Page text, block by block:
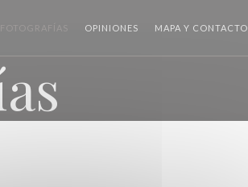
FOTOGRAFÍAS OPINIONES MAPA Y CONTACTO